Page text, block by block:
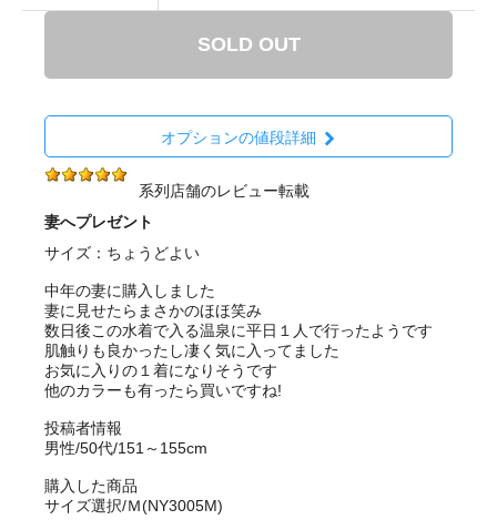
SOLD OUT
オプションの値段詳細
系列店舗のレビュー転載
妻へプレゼント
サイズ：ちょうどよい
中年の妻に購入しました
妻に見せたらまさかのほほ笑み
数日後この水着で入る温泉に平日１人で行ったようです
肌触りも良かったし凄く気に入ってました
お気に入りの１着になりそうです
他のカラーも有ったら買いですね!
投稿者情報
男性/50代/151～155cm
購入した商品
サイズ選択/Ｍ(NY3005M)